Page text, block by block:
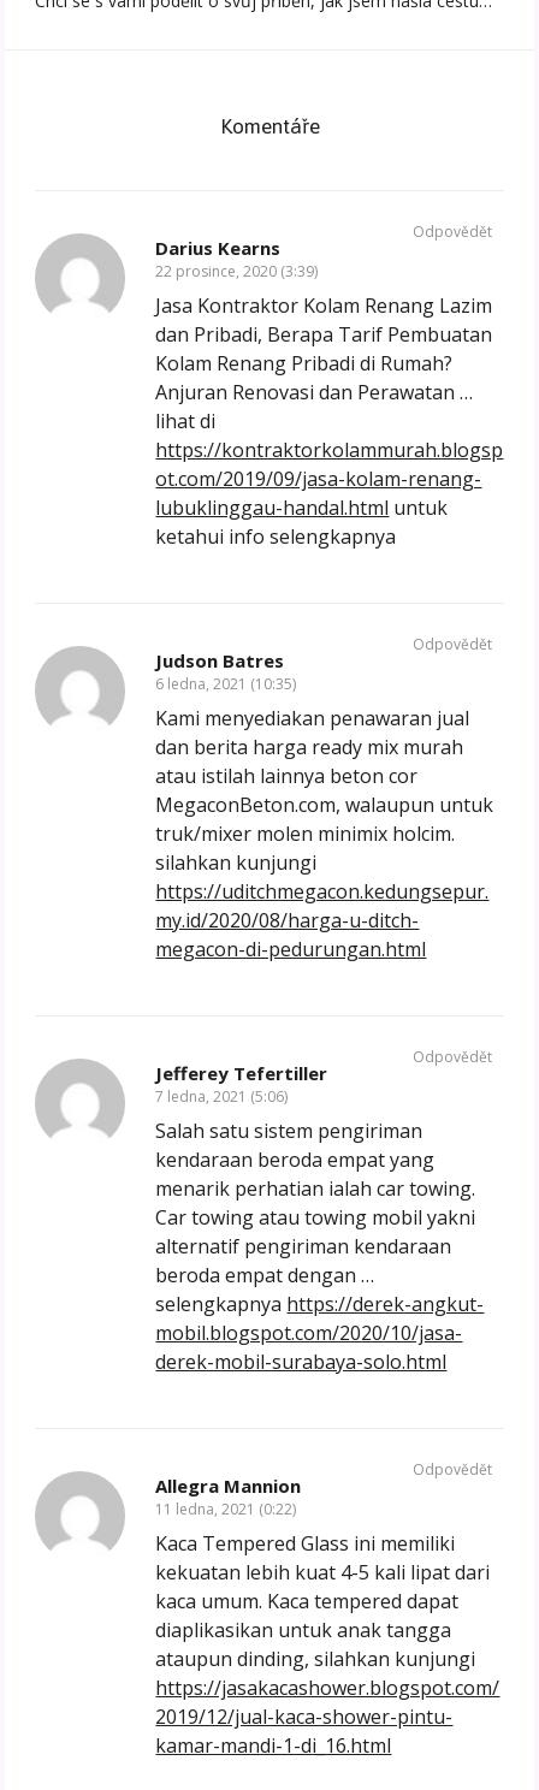
Komentáře
Darius Kearns
22 prosince, 2020 (3:39)
Jasa Kontraktor Kolam Renang Lazim
dan Pribadi, Berapa Tarif Pembuatan
Kolam Renang Pribadi di Rumah?
Anjuran Renovasi dan Perawatan …
lihat di
https://kontraktorkolammurah.blogsp
ot.com/2019/09/jasa-kolam-renang-
lubuklinggau-handal.html untuk
ketahui info selengkapnya
Odpovědět
Judson Batres
6 ledna, 2021 (10:35)
Kami menyediakan penawaran jual
dan berita harga ready mix murah
atau istilah lainnya beton cor
MegaconBeton.com, walaupun untuk
truk/mixer molen minimix holcim.
silahkan kunjungi
https://uditchmegacon.kedungsepur.
my.id/2020/08/harga-u-ditch-
megacon-di-pedurungan.html
Odpovědět
Jefferey Tefertiller
7 ledna, 2021 (5:06)
Salah satu sistem pengiriman
kendaraan beroda empat yang
menarik perhatian ialah car towing.
Car towing atau towing mobil yakni
alternatif pengiriman kendaraan
beroda empat dengan …
selengkapnya https://derek-angkut-
mobil.blogspot.com/2020/10/jasa-
derek-mobil-surabaya-solo.html
Odpovědět
Allegra Mannion
11 ledna, 2021 (0:22)
Kaca Tempered Glass ini memiliki
kekuatan lebih kuat 4-5 kali lipat dari
kaca umum. Kaca tempered dapat
diaplikasikan untuk anak tangga
ataupun dinding, silahkan kunjungi
https://jasakacashower.blogspot.com/
2019/12/jual-kaca-shower-pintu-
kamar-mandi-1-di_16.html
Odpovědět